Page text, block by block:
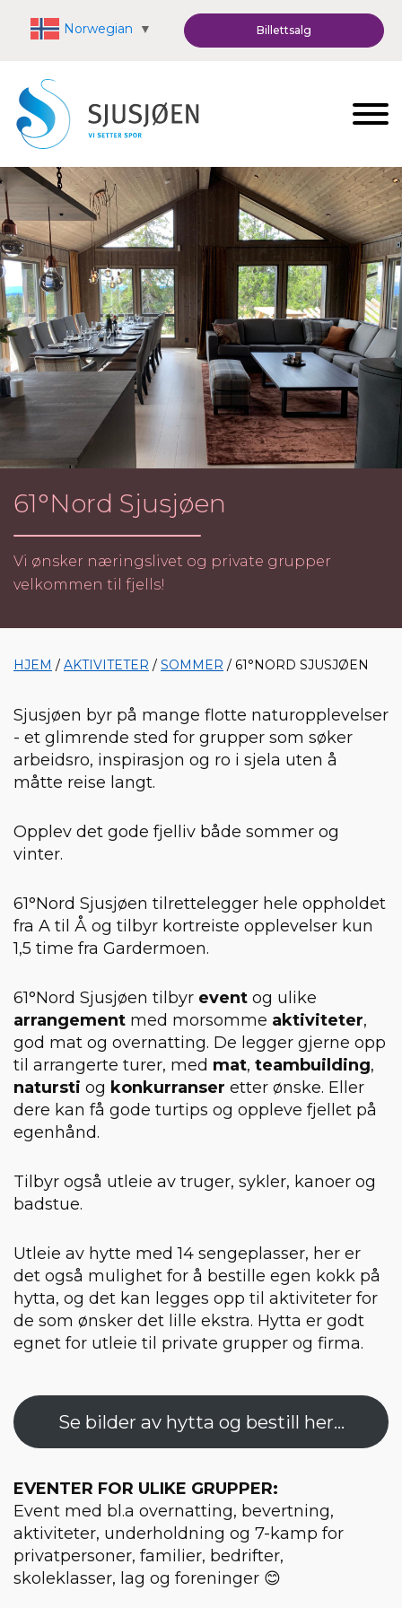
Norwegian ▼ Billettsalg
61°Nord Sjusjøen
Vi ønsker næringslivet og private grupper
velkommen til fjells!
HJEM / AKTIVITETER / SOMMER / 61°NORD SJUSJØEN
Sjusjøen byr på mange flotte naturopplevelser
- et glimrende sted for grupper som søker
arbeidsro, inspirasjon og ro i sjela uten å
måtte reise langt.
Opplev det gode fjelliv både sommer og
vinter.
61°Nord Sjusjøen tilrettelegger hele oppholdet
fra A til Å og tilbyr kortreiste opplevelser kun
1,5 time fra Gardermoen.
61°Nord Sjusjøen tilbyr event og ulike
arrangement med morsomme aktiviteter,
god mat og overnatting. De legger gjerne opp
til arrangerte turer, med mat, teambuilding,
natursti og konkurranser etter ønske. Eller
dere kan få gode turtips og oppleve fjellet på
egenhånd.
Tilbyr også utleie av truger, sykler, kanoer og
badstue.
Utleie av hytte med 14 sengeplasser, her er
det også mulighet for å bestille egen kokk på
hytta, og det kan legges opp til aktiviteter for
de som ønsker det lille ekstra. Hytta er godt
egnet for utleie til private grupper og firma.
Se bilder av hytta og bestill her...
EVENTER FOR ULIKE GRUPPER:
Event med bl.a overnatting, bevertning,
aktiviteter, underholdning og 7-kamp for
privatpersoner, familier, bedrifter,
skoleklasser, lag og foreninger 😊